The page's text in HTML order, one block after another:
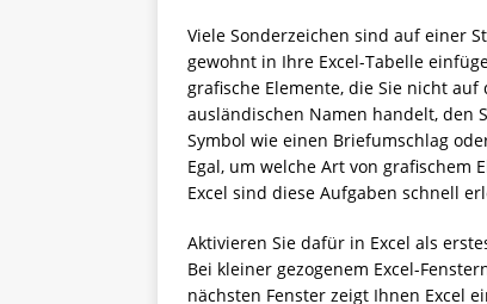
Viele Sonderzeichen sind auf einer
gewohnt in Ihre Excel-Tabelle
grafische Elemente, die Sie nicht
ausländischen Namen handelt, den
Symbol wie einen Briefumschlag
Egal, um welche Art von grafischem
Excel sind diese Aufgaben schnell
Aktivieren Sie dafür in Excel als
Bei kleiner gezogenem Excel-
nächsten Fenster zeigt Ihnen Excel